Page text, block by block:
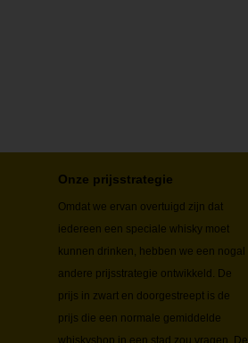
Onze prijsstrategie
Omdat we ervan overtuigd zijn dat
iedereen een speciale whisky moet
kunnen drinken, hebben we een nogal
andere prijsstrategie ontwikkeld. De
prijs in zwart en doorgestreept is de
prijs die een normale gemiddelde
whiskyshop in een stad zou vragen. De